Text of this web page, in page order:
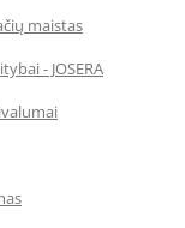
maistas
- JOSERA